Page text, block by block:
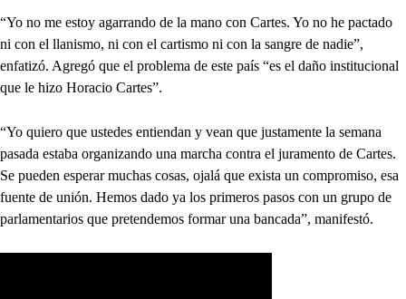
“Yo no me estoy agarrando de la mano con Cartes. Yo no he pactado
ni con el llanismo, ni con el cartismo ni con la sangre de nadie”,
enfatizó. Agregó que el problema de este país “es el daño institucional
que le hizo Horacio Cartes”.
“Yo quiero que ustedes entiendan y vean que justamente la semana
pasada estaba organizando una marcha contra el juramento de Cartes.
Se pueden esperar muchas cosas, ojalá que exista un compromiso, esa
fuente de unión. Hemos dado ya los primeros pasos con un grupo de
parlamentarios que pretendemos formar una bancada”, manifestó.